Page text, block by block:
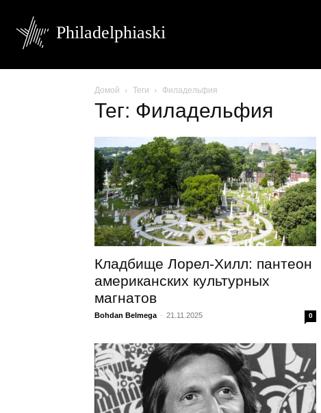
Philadelphiaski
Домой Теги Филадельфия
Тег: Филадельфия
Кладбище Лорел-Хилл: пантеон
американских культурных
магнатов
Bohdan Belmega - 21.11.2025 0